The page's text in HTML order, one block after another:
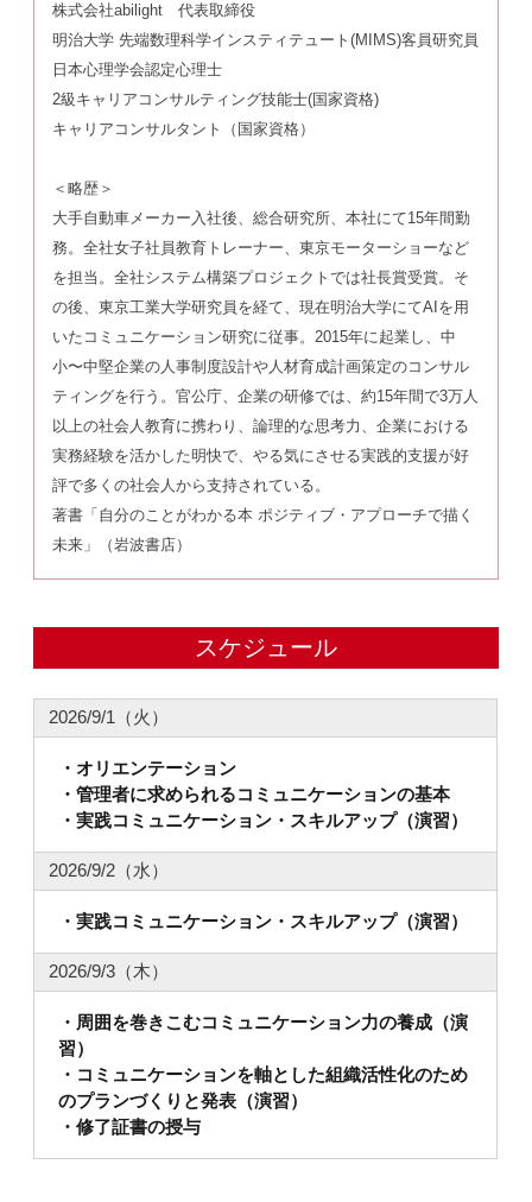
株式会社abilight 代表取締役
明治大学 先端数理科学インスティテュート(MIMS)客員研究員
日本心理学会認定心理士
2級キャリアコンサルティング技能士(国家資格)
キャリアコンサルタント（国家資格）
＜略歴＞
大手自動車メーカー入社後、総合研究所、本社にて15年間勤
務。全社女子社員教育トレーナー、東京モーターショーなど
を担当。全社システム構築プロジェクトでは社長賞受賞。そ
の後、東京工業大学研究員を経て、現在明治大学にてAIを用
いたコミュニケーション研究に従事。2015年に起業し、中
小〜中堅企業の人事制度設計や人材育成計画策定のコンサル
ティングを行う。官公庁、企業の研修では、約15年間で3万人
以上の社会人教育に携わり、論理的な思考力、企業における
実務経験を活かした明快で、やる気にさせる実践的支援が好
評で多くの社会人から支持されている。
著書「自分のことがわかる本 ポジティブ・アプローチで描く
未来」（岩波書店）
スケジュール
2026/9/1（火）
・オリエンテーション
・管理者に求められるコミュニケーションの基本
・実践コミュニケーション・スキルアップ（演習）
2026/9/2（水）
・実践コミュニケーション・スキルアップ（演習）
2026/9/3（木）
・周囲を巻きこむコミュニケーション力の養成（演
習）
・コミュニケーションを軸とした組織活性化のため
のプランづくりと発表（演習）
・修了証書の授与